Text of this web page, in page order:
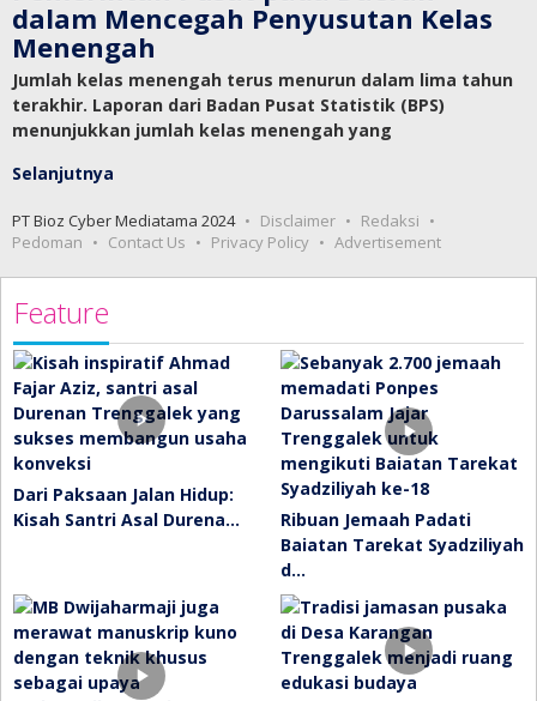
dalam Mencegah Penyusutan Kelas
Menengah
Jumlah kelas menengah terus menurun dalam lima tahun
terakhir. Laporan dari Badan Pusat Statistik (BPS)
menunjukkan jumlah kelas menengah yang
Selanjutnya
PT Bioz Cyber Mediatama 2024 Disclaimer
Redaksi
Pedoman
Contact Us Privacy Policy Advertisement
Feature
Dari Paksaan Jalan Hidup:
Kisah Santri Asal Durena…
Ribuan Jemaah Padati
Baiatan Tarekat Syadziliyah
d…